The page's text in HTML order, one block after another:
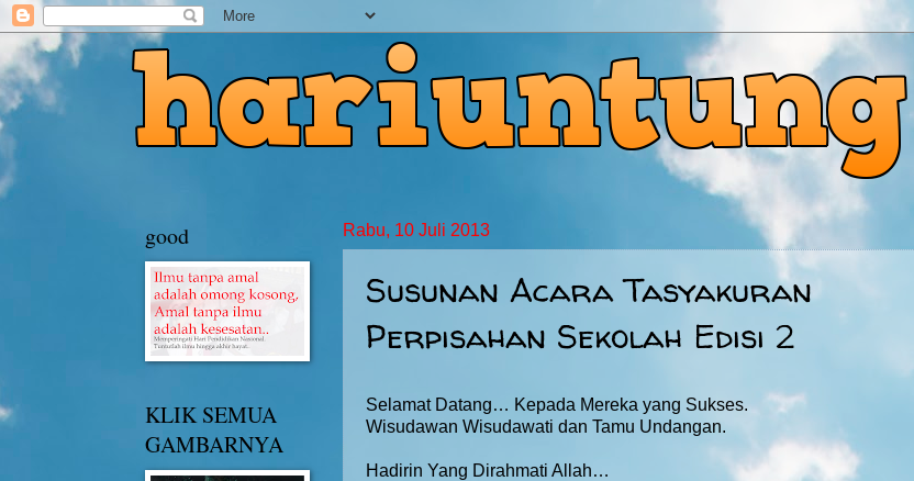
Rabu, 10 Juli 2013
Susunan Acara Tasyakuran
Perpisahan Sekolah Edisi 2
Selamat Datang… Kepada Mereka yang Sukses.
Wisudawan Wisudawati dan Tamu Undangan.
Hadirin Yang Dirahmati Allah…
good
KLIK SEMUA
GAMBARNYA